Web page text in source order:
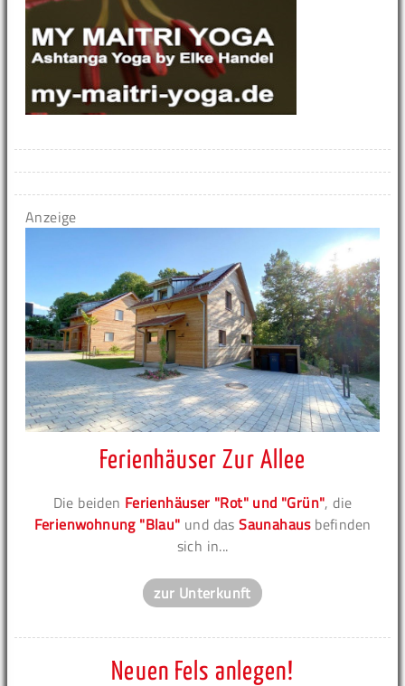
Anzeige
Ferienhäuser Zur Allee
Die beiden Ferienhäuser "Rot" und "Grün", die
Ferienwohnung "Blau" und dasSaunahausbefinden
sich in...
zur Unterkunft
Neuen Fels anlegen!